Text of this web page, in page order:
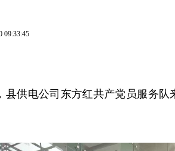
09:33:45
县供电公司东方红共产党员服务